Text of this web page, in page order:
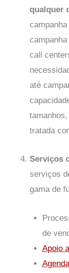
qualquer
call
até
tratada
Serviços
serviços
gama de
de
Apoio